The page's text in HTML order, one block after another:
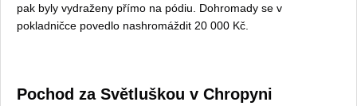
pak byly vydraženy přímo na pódiu. Dohromady se v
pokladničce povedlo nashromáždit 20 000 Kč.
Pochod za Světluškou v Chropyni